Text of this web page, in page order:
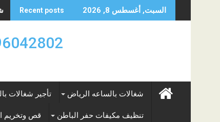
to
السبت, أغسطس 8, 2026 Recent posts
0596042802 تأجير العماله المنزليه
شغالات بالساعه الرياض تأجير شغالات
تنظيف مكيفات حفر الباطن قص وتخريم